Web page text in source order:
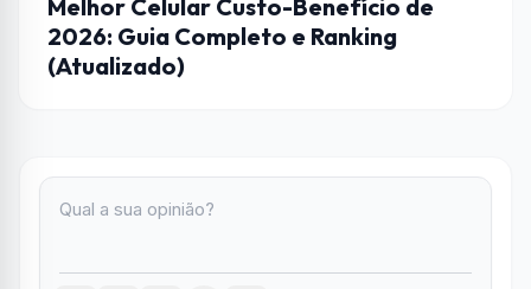
Melhor Celular Custo-Benefício de
2026: Guia Completo e Ranking
(Atualizado)